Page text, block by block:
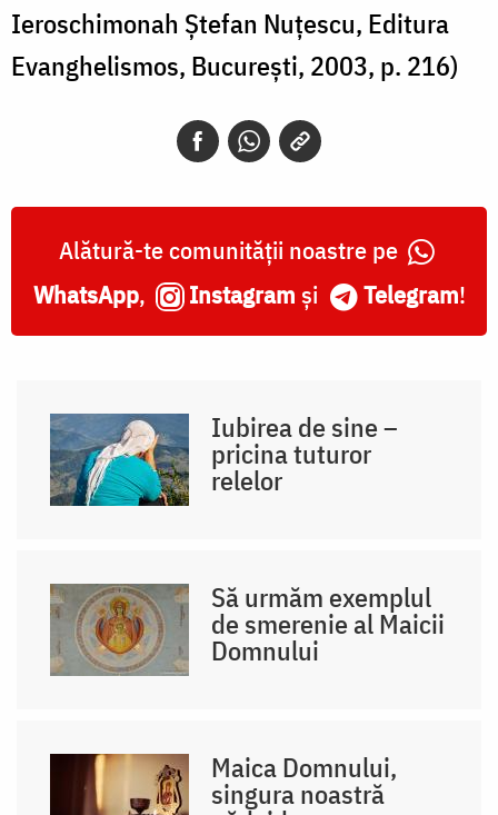
Ieroschimonah Ştefan Nuţescu, Editura
Evanghelismos, București, 2003, p. 216)
Alătură-te comunității noastre pe
WhatsApp, Instagram și Telegram!
Iubirea de sine –
pricina tuturor
relelor
Să urmăm exemplul
de smerenie al Maicii
Domnului
Maica Domnului,
singura noastră